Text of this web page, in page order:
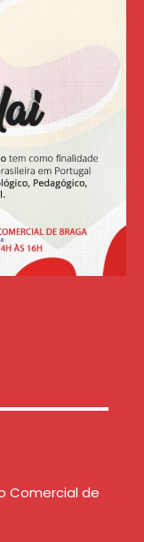
Comercial de